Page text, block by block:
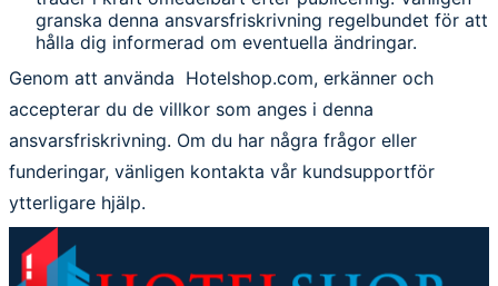
granska denna ansvarsfriskrivning regelbundet för att
hålla dig informerad om eventuella ändringar.
Genom att använda Hotelshop.com, erkänner och
accepterar du de villkor som anges i denna
ansvarsfriskrivning. Om du har några frågor eller
funderingar, vänligen kontakta vår kundsupportför
ytterligare hjälp.